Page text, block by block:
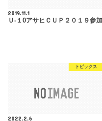
2019.11.1
Ｕ-１0アサヒＣＵＰ２０１９参加
トピックス
2022.2.6